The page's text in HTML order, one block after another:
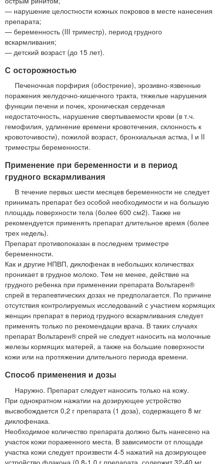
— нарушение целостности кожных покровов в месте нанесения
препарата;
— беременность (III триместр), период грудного
вскармливания;
— детский возраст (до 15 лет).
С осторожностью
Печеночная порфирия (обострение), эрозивно-язвенные
поражения желудочно-кишечного тракта, тяжелые нарушения
функции печени и почек, хроническая сердечная
недостаточность, нарушение свертываемости крови (в т.ч.
гемофилия, удлинение времени кровотечения, склонность к
кровоточивости), пожилой возраст, бронхиальная астма, I и II
триместры беременности.
Применение при беременности и в период
грудного вскармливания
В течение первых шести месяцев беременности не следует
принимать препарат без особой необходимости и на большую
площадь поверхности тела (более 600 см2). Также не
рекомендуется применять препарат длительное время (более
трех недель).
Препарат противопоказан в последнем триместре
беременности.
Как и другие НПВП, диклофенак в небольших количествах
проникает в грудное молоко. Тем не менее, действие на
грудного ребенка при применении препарата Вольтарен®
спрей в терапевтических дозах не предполагается. По причине
отсутствия контролируемых исследований с участием кормящих
женщин препарат в период грудного вскармливания следует
применять только по рекомендации врача. В таких случаях
препарат Вольтарен® спрей не следует наносить на молочные
железы кормящих матерей, а также на большие поверхности
кожи или на протяжении длительного периода времени.
Способ применения и дозы
Наружно. Препарат следует наносить только на кожу.
При однократном нажатии на дозирующее устройство
высвобождается 0,2 г препарата (1 доза), содержащего 8 мг
диклофенака.
Необходимое количество препарата должно быть нанесено на
участок кожи пораженного места. В зависимости от площади
участка кожи следует произвести 4-5 нажатий на дозирующее
устройство флакона (0,8-1,0 г препарата, содержит 32-40 мг